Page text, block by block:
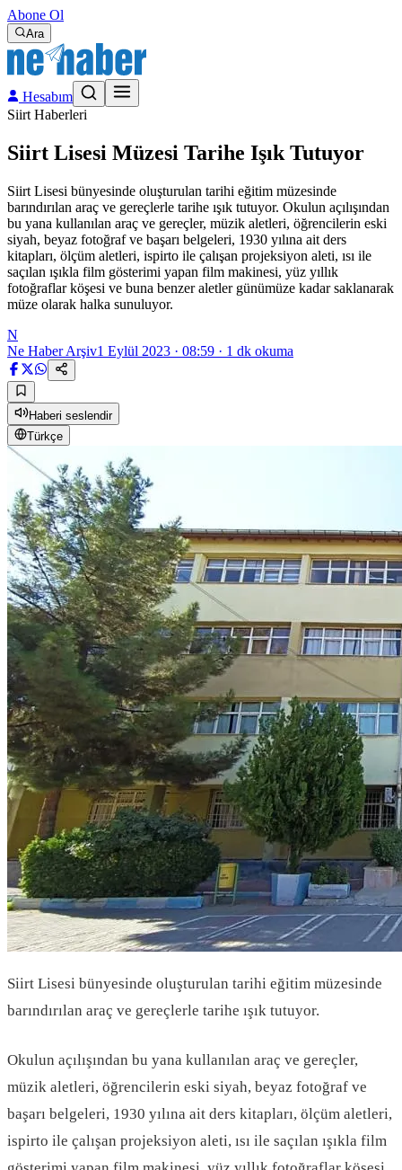
Abone Ol
Ara
Hesabım
Siirt Haberleri
Siirt Lisesi Müzesi Tarihe Işık Tutuyor
Siirt Lisesi bünyesinde oluşturulan tarihi eğitim müzesinde
barındırılan araç ve gereçlerle tarihe ışık tutuyor. Okulun açılışından
bu yana kullanılan araç ve gereçler, müzik aletleri, öğrencilerin eski
siyah, beyaz fotoğraf ve başarı belgeleri, 1930 yılına ait ders
kitapları, ölçüm aletleri, ispirto ile çalışan projeksiyon aleti, ısı ile
saçılan ışıkla film gösterimi yapan film makinesi, yüz yıllık
fotoğraflar köşesi ve buna benzer aletler günümüze kadar saklanarak
müze olarak halka sunuluyor.
N
Ne Haber Arşiv1 Eylül 2023 · 08:59 · 1 dk okuma
Haberi seslendir
Türkçe
Siirt Lisesi bünyesinde oluşturulan tarihi eğitim müzesinde
barındırılan araç ve gereçlerle tarihe ışık tutuyor.
Okulun açılışından bu yana kullanılan araç ve gereçler,
müzik aletleri, öğrencilerin eski siyah, beyaz fotoğraf ve
başarı belgeleri, 1930 yılına ait ders kitapları, ölçüm aletleri,
ispirto ile çalışan projeksiyon aleti, ısı ile saçılan ışıkla film